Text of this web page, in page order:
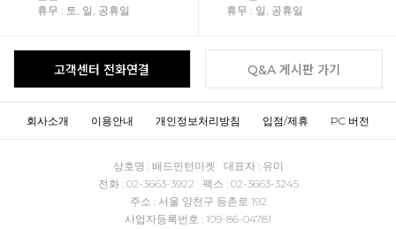
휴무 : 토, 일, 공휴일
휴무 : 일, 공휴일
고객센터 전화연결 Q&A 게시판 가기
회사소개 이용안내 개인정보처리방침 입점/제휴 PC 버전
상호명 : 배드민턴마켓 대표자 : 유미
전화 : 02-3663-3922 팩스 : 02-3663-3245
주소 : 서울 양천구 등촌로 192
사업자등록번호 : 109-86-04781